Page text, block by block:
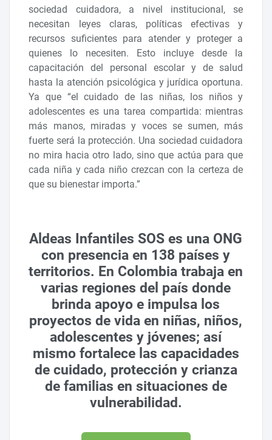
sociedad cuidadora, a nivel institucional, se
necesitan leyes claras, políticas efectivas y
recursos suficientes para atender y proteger a
quienes lo necesiten. Esto incluye desde la
capacitación del personal escolar y de salud
hasta la atención psicológica y jurídica oportuna.
Ya que “el cuidado de las niñas, los niños y
adolescentes es una tarea compartida: mientras
más manos, miradas y voces se sumen, más
fuerte será la protección. Una sociedad cuidadora
no mira hacia otro lado, sino que actúa para que
cada niña y cada niño crezcan con la certeza de
que su bienestar importa.”
Aldeas Infantiles SOS es una ONG
con presencia en 138 países y
territorios. En Colombia trabaja en
varias regiones del país donde
brinda apoyo e impulsa los
proyectos de vida en niñas, niños,
adolescentes y jóvenes; así
mismo fortalece las capacidades
de cuidado, protección y crianza
de familias en situaciones de
vulnerabilidad.